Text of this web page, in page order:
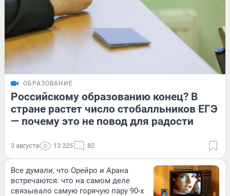
ОБРАЗОВАНИЕ
Российскому образованию конец? В
стране растет число стобалльников ЕГЭ
— почему это не повод для радости
3 августа 13 225 82
Все думали, что Орейро и Арана
встречаются: что на самом деле
связывало самую горячую пару 90-х